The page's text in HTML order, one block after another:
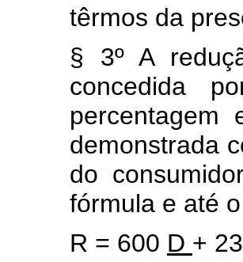
têrmos da
§ 3º A
concedida
percentagem
demonstrada
do
fórmula e até
R = 600 D + 23